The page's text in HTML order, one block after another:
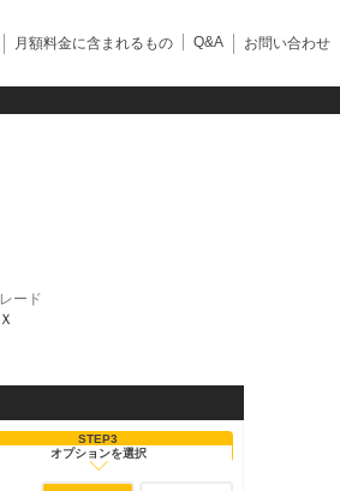
月額料金に含まれるもの Q&A お問い合わせ
ード
STEP3
オプションを選択